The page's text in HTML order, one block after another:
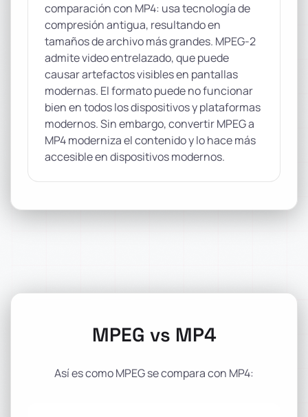
comparación con MP4: usa tecnología de
compresión antigua, resultando en
tamaños de archivo más grandes. MPEG-2
admite video entrelazado, que puede
causar artefactos visibles en pantallas
modernas. El formato puede no funcionar
bien en todos los dispositivos y plataformas
modernos. Sin embargo, convertir MPEG a
MP4 moderniza el contenido y lo hace más
accesible en dispositivos modernos.
MPEG vs MP4
Así es como MPEG se compara con MP4: